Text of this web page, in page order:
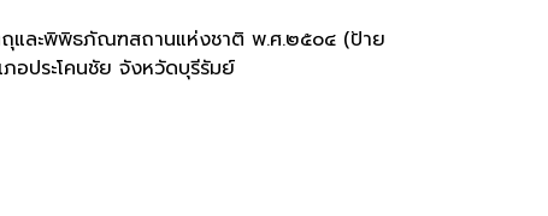
และพิพิธภัณฑสถานแห่งชาติ พ.ศ.๒๕๐๔ (ป้าย
อประโคนชัย จังหวัดบุรีรัมย์